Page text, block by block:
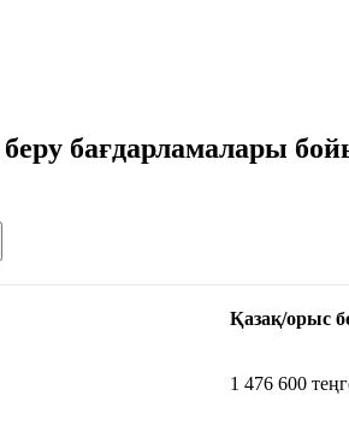
беру бағдарламалары
Қазақ/орыс
1 476 600